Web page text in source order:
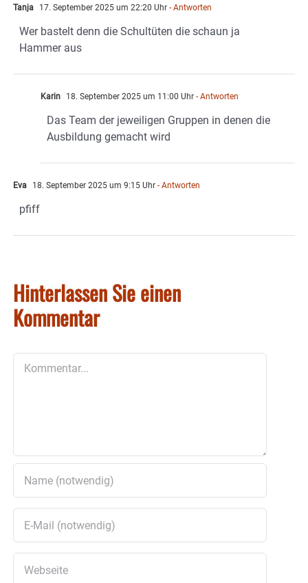
Tanja 17. September 2025 um 22:20 Uhr - Antworten
Wer bastelt denn die Schultüten die schaun ja
Hammer aus
Karin 18. September 2025 um 11:00 Uhr - Antworten
Das Team der jeweiligen Gruppen in denen die
Ausbildung gemacht wird
Eva 18. September 2025 um 9:15 Uhr - Antworten
pfiff
Hinterlassen Sie einen
Kommentar